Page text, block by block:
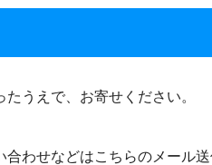
うえで、お寄せください。
わせなどはこちらのメール